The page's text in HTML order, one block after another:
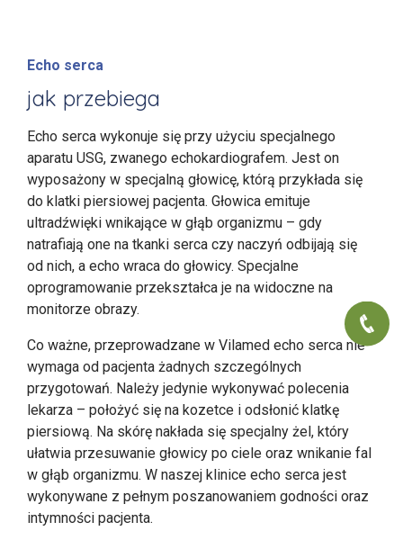
Echo serca
jak przebiega
Echo serca wykonuje się przy użyciu specjalnego
aparatu USG, zwanego echokardiografem. Jest on
wyposażony w specjalną głowicę, którą przykłada się
do klatki piersiowej pacjenta. Głowica emituje
ultradźwięki wnikające w głąb organizmu – gdy
natrafiają one na tkanki serca czy naczyń odbijają się
od nich, a echo wraca do głowicy. Specjalne
oprogramowanie przekształca je na widoczne na
monitorze obrazy.
Co ważne, przeprowadzane w Vilamed echo serca nie
wymaga od pacjenta żadnych szczególnych
przygotowań. Należy jedynie wykonywać polecenia
lekarza – położyć się na kozetce i odsłonić klatkę
piersiową. Na skórę nakłada się specjalny żel, który
ułatwia przesuwanie głowicy po ciele oraz wnikanie fal
w głąb organizmu. W naszej klinice echo serca jest
wykonywane z pełnym poszanowaniem godności oraz
intymności pacjenta.